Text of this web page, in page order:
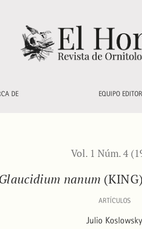
caso de mimetismo
DE EQUIPO
Vol. 1 Núm. 4
nanum
ARTÍCULOS
Julio Koslowsky